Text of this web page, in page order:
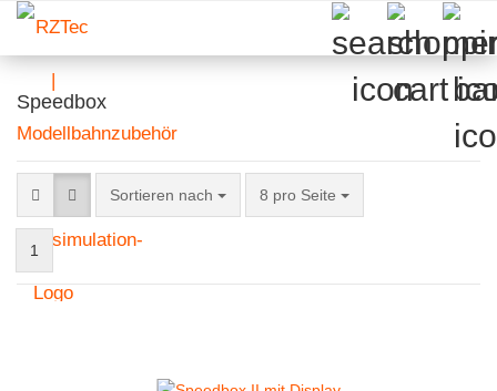
Speedbox
Sortieren nach
Sortieren nach 8 pro Seite
pro Seite
1